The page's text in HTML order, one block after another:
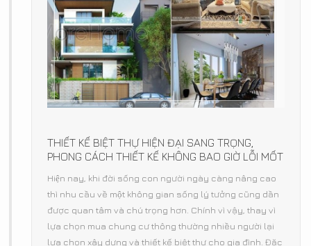
THIẾT KẾ BIỆT THỰ HIỆN ĐẠI SANG TRỌNG,
PHONG CÁCH THIẾT KẾ KHÔNG BAO GIỜ LỖI MỐT
Hiện nay, khi đời sống con người ngày càng nâng cao
thì nhu cầu về một không gian sống lý tưởng cũng dần
được quan tâm và chú trọng hơn. Chính vì vậy, thay vì
lựa chọn mua chung cư thông thường nhiều người lại
lựa chọn xây dựng và thiết kế biệt thự cho gia đình. Đặc